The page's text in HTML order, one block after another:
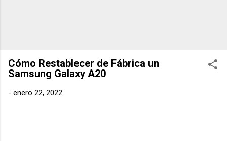
Cómo Restablecer de Fábrica un
Samsung Galaxy A20
- enero 22, 2022